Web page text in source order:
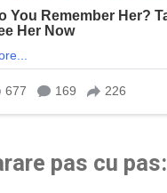
pas cu pas: